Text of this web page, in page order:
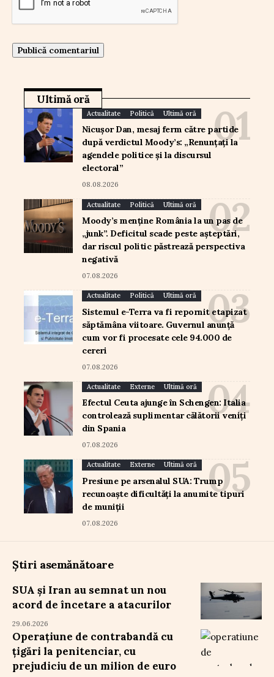
Ultimă oră
Actualitate Politică Ultimă oră
Nicușor Dan, mesaj ferm către partide
după verdictul Moody’s: „Renunțați la
agendele politice și la discursul
electoral”
08.08.2026
Actualitate Politică Ultimă oră
Moody’s menține România la un pas de
„junk”. Deficitul scade peste așteptări,
dar riscul politic păstrează perspectiva
negativă
07.08.2026
Actualitate Politică Ultimă oră
Sistemul e-Terra va fi repornit etapizat
săptămâna viitoare. Guvernul anunță
cum vor fi procesate cele 94.000 de
cereri
07.08.2026
Actualitate Externe Ultimă oră
Efectul Ceuta ajunge în Schengen: Italia
controlează suplimentar călătorii veniți
din Spania
07.08.2026
Actualitate Externe Ultimă oră
Presiune pe arsenalul SUA: Trump
recunoaște dificultăți la anumite tipuri
de muniții
07.08.2026
Știri asemănătoare
SUA și Iran au semnat un nou
acord de încetare a atacurilor
29.06.2026
Operațiune de contrabandă cu
țigări la penitenciar, cu
prejudiciu de un milion de euro